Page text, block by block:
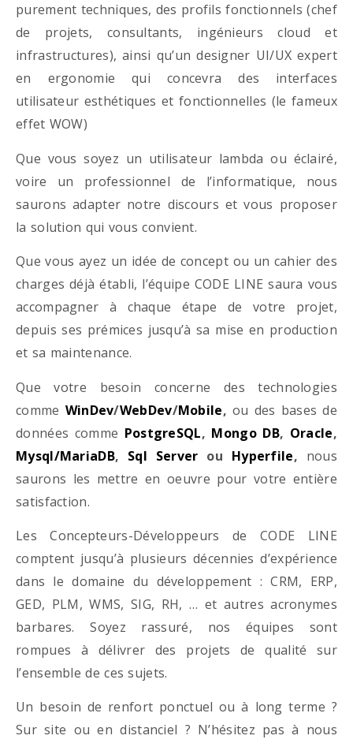
purement techniques, des profils fonctionnels (chef
de projets, consultants, ingénieurs cloud et
infrastructures), ainsi qu’un designer UI/UX expert
en ergonomie qui concevra des interfaces
utilisateur esthétiques et fonctionnelles (le fameux
effet WOW)
Que vous soyez un utilisateur lambda ou éclairé,
voire un professionnel de l’informatique, nous
saurons adapter notre discours et vous proposer
la solution qui vous convient.
Que vous ayez un idée de concept ou un cahier des
charges déjà établi, l’équipe CODE LINE saura vous
accompagner à chaque étape de votre projet,
depuis ses prémices jusqu’à sa mise en production
et sa maintenance.
Que votre besoin concerne des technologies
comme WinDev/WebDev/Mobile, ou des bases de
données comme PostgreSQL, Mongo DB, Oracle,
Mysql/MariaDB, Sql Server ou Hyperfile, nous
saurons les mettre en oeuvre pour votre entière
satisfaction.
Les Concepteurs-Développeurs de CODE LINE
comptent jusqu’à plusieurs décennies d’expérience
dans le domaine du développement : CRM, ERP,
GED, PLM, WMS, SIG, RH, … et autres acronymes
barbares. Soyez rassuré, nos équipes sont
rompues à délivrer des projets de qualité sur
l’ensemble de ces sujets.
Un besoin de renfort ponctuel ou à long terme ?
Sur site ou en distanciel ? N’hésitez pas à nous